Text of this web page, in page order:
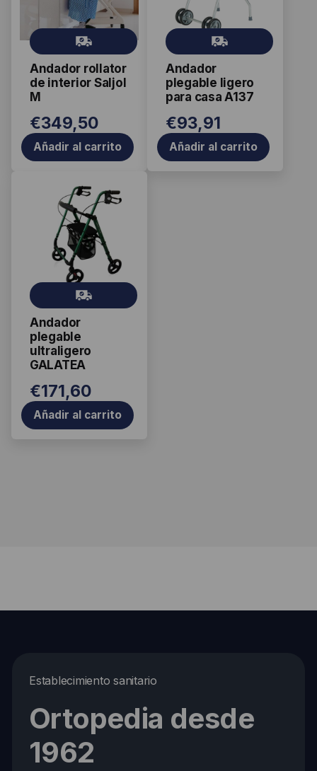
Andador rollator
de interior Saljol
M
Gr
ati
s
€349,50
Añadir al carrito
Andador
plegable ligero
para casa A137
Gr
ati
s
€93,91
Añadir al carrito
Andador
plegable
ultraligero
GALATEA
Gr
ati
s
€171,60
Añadir al carrito
Establecimiento sanitario
Ortopedia desde
1962